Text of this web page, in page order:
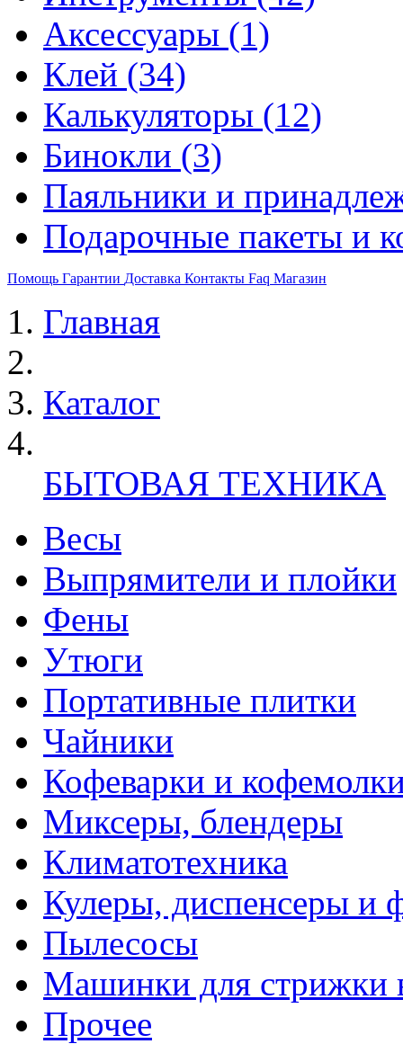
Аксессуары (1)
Клей (34)
Калькуляторы (12)
Бинокли (3)
Паяльники и
Подарочные пакеты и
Помощь Гарантии Доставка Контакты Faq Магазин
Главная
Каталог
БЫТОВАЯ ТЕХНИКА
Весы
Выпрямители и плойки
Фены
Утюги
Портативные плитки
Чайники
Кофеварки и
Миксеры, блендеры
Климатотехника
Кулеры, диспенсеры и
Пылесосы
Машинки для стрижки
Прочее